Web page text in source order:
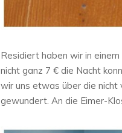
Residiert haben wir in
nicht ganz 7 € die Nacht
wir uns etwas über die nicht
gewundert. An die Eimer-